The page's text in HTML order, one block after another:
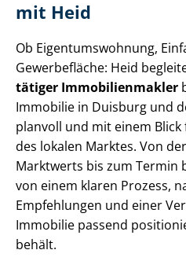
mit Heid
Ob Ei­gen­tums­woh­nung,
Gewerbefläche: Heid
tätiger Im­mo­bi­li­en­mak­ler
Immobilie in Duisburg und
planvoll und mit einem
des lokalen Marktes. Von
Marktwerts bis zum Termin
von einem klaren Prozess,
Empfehlungen und einer
Immobilie passend
behält.